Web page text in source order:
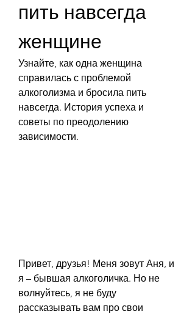
пить навсегда
женщине
Узнайте, как одна женщина
справилась с проблемой
алкоголизма и бросила пить
навсегда. История успеха и
советы по преодолению
зависимости.
Привет, друзья! Меня зовут Аня, и
я – бывшая алкоголичка. Но не
волнуйтесь, я не буду
рассказывать вам про свои